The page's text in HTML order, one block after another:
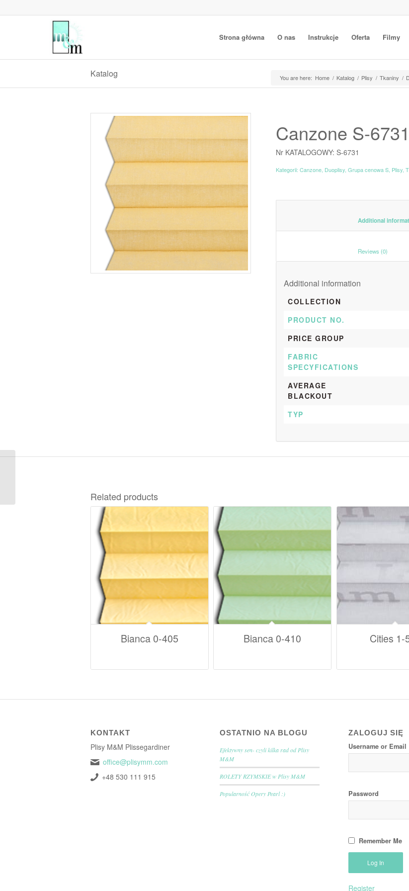
Strona główna O nas Instrukcje Oferta Filmy
Katalog You are here: Home / Katalog / Plisy / Tkaniny /
Canzone S-6731
Nr KATALOGOWY: S-6731
Kategorii:Canzone Duoplisy ,Grupa cenowa S Plisy ,
Additional information
COLLECTION
PRODUCT NO.
PRICE GROUP
FABRIC
SPECYFICATIONS
AVERAGE
BLACKOUT
TYP
Related products
Bianca 0-405 Bianca 0-410 Cities 1-
KONTAKT
Plisy M&M Plissegardiner
office@plisymm.com
+48 530 111 915
OSTATNIO NA BLOGU
Efektywny sen- czyli kilka rad od Plisy
M&M
ROLETY RZYMSKIE w Plisy M&M
Popularność Opery Pearl :)
ZALOGUJ SIĘ
Username or Email
Password
Remember Me
Register